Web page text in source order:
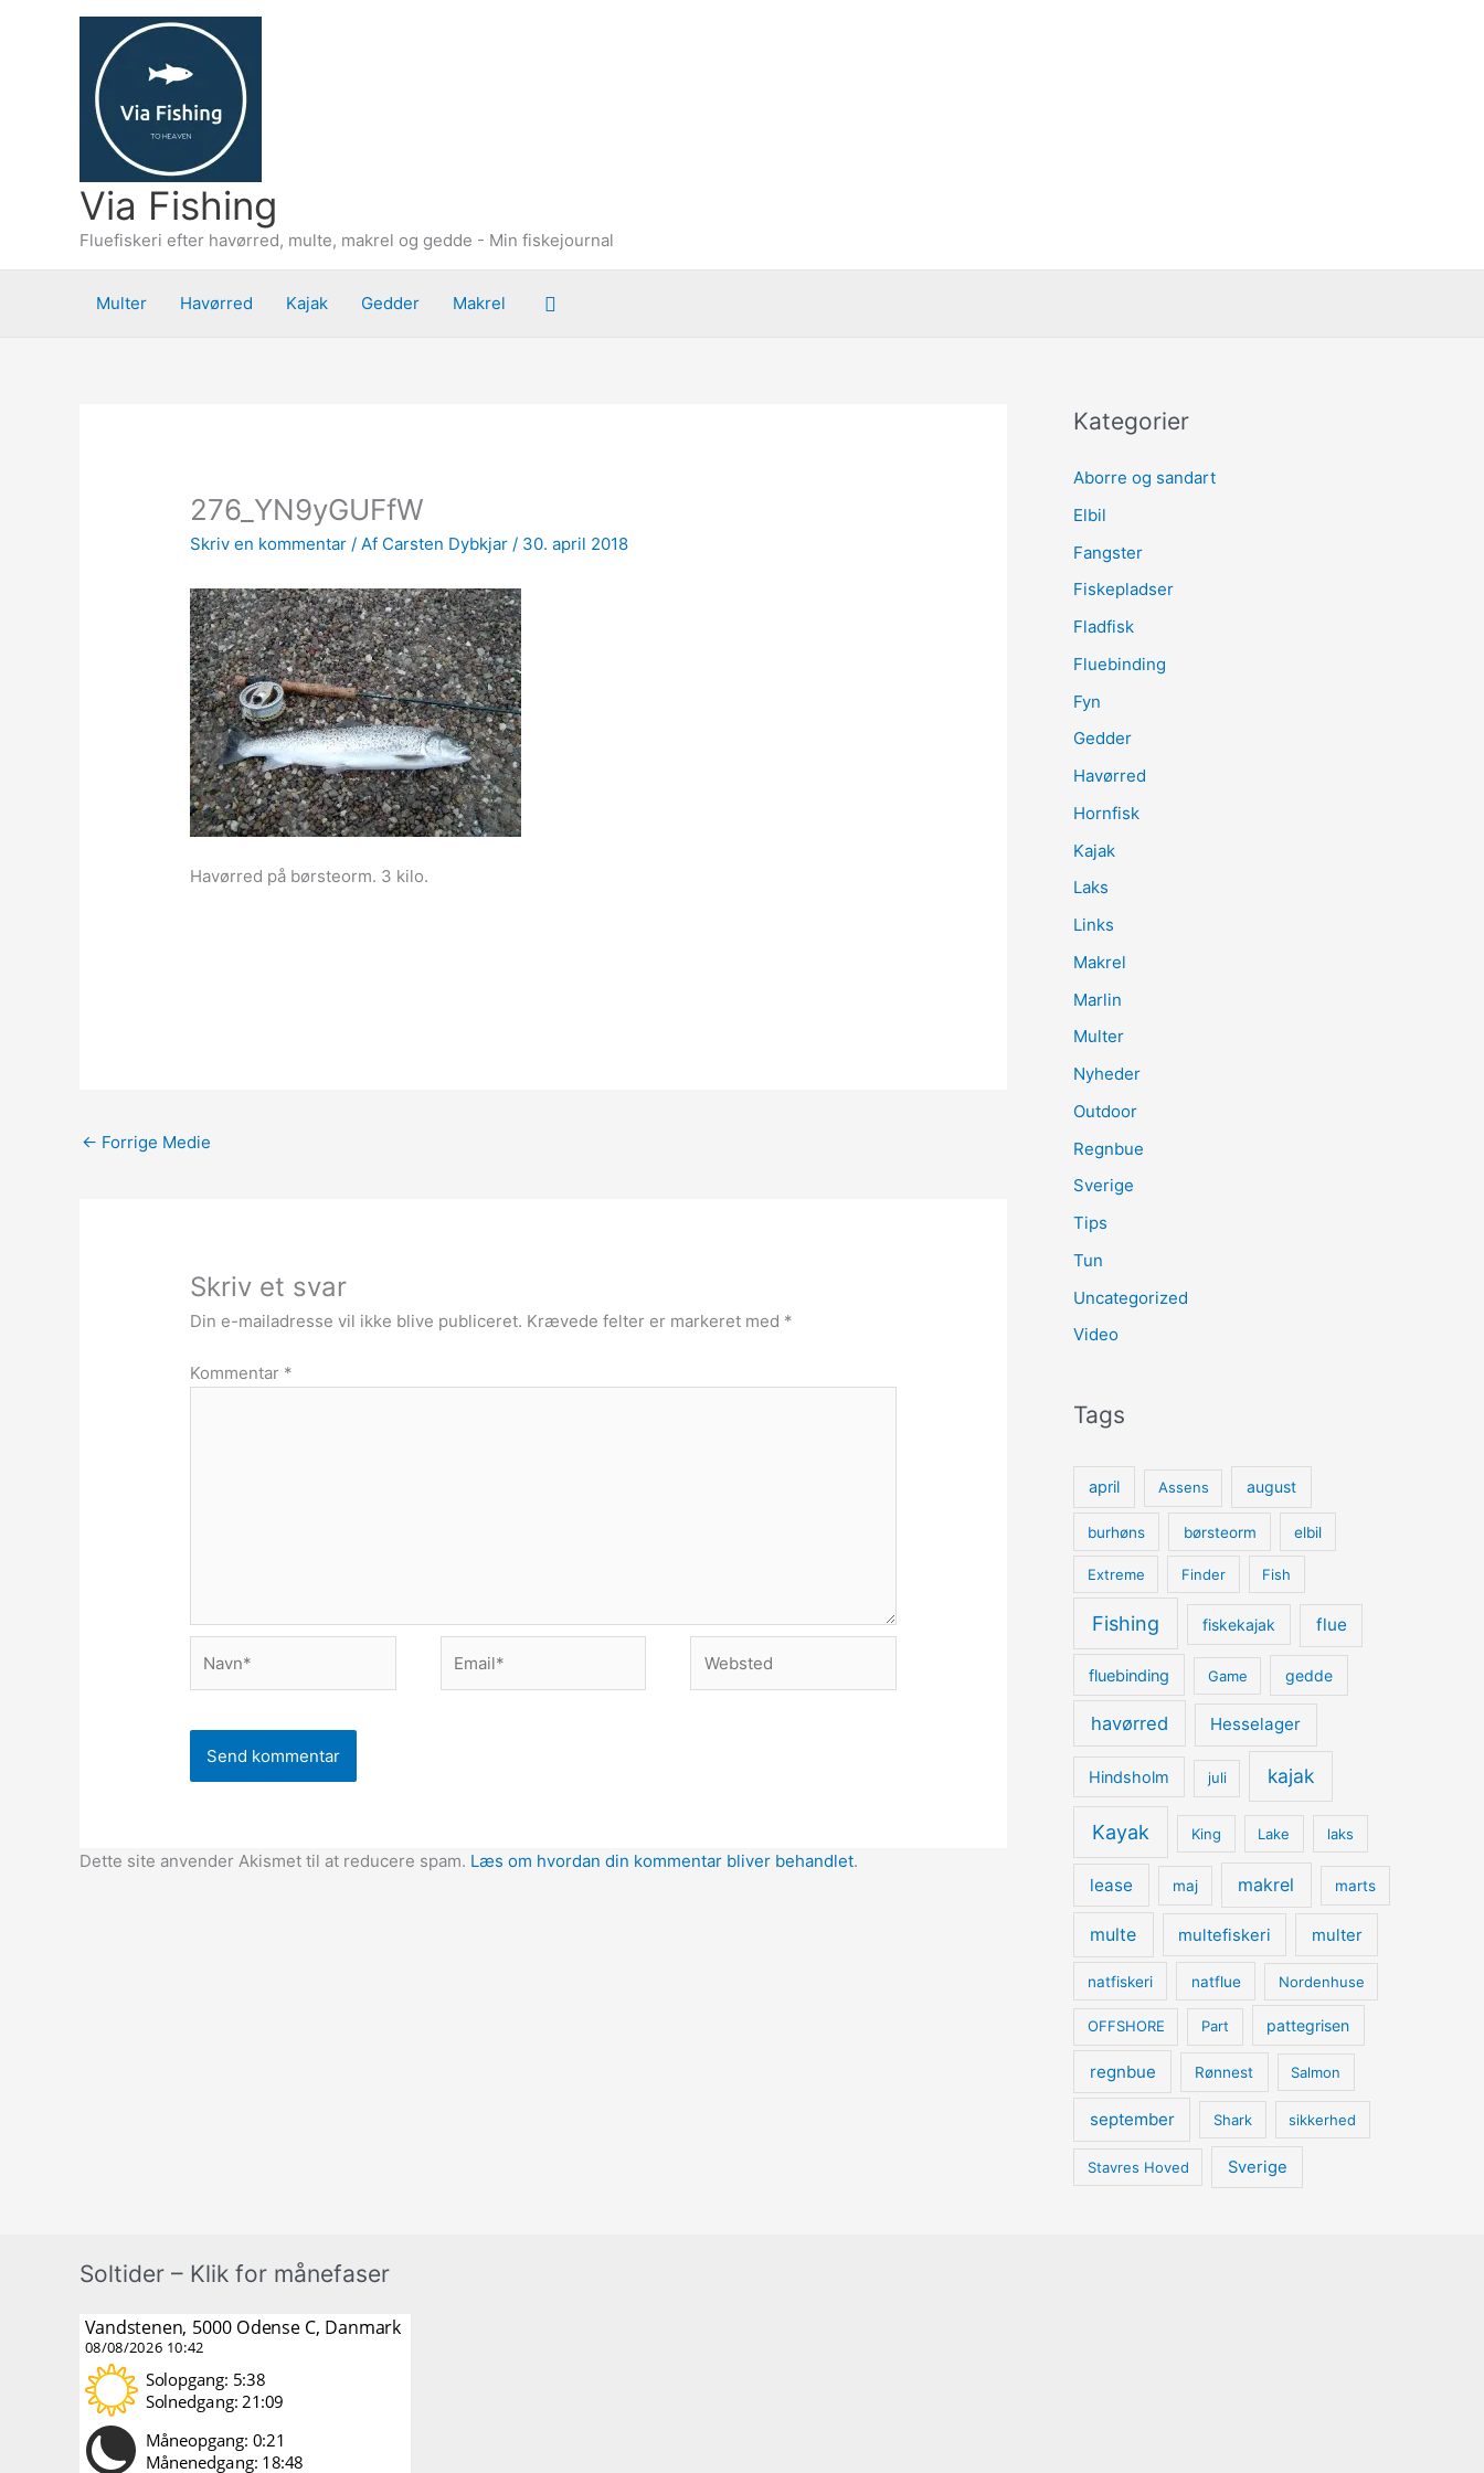
Via Fishing
Fluefiskeri efter havørred, multe, makrel og gedde - Min fiskejournal
Multer Havørred Kajak Gedder Makrel Søg
276_YN9yGUFfW
Skriv en kommentar / Af Carsten Dybkjar/ 30. april 2018
Havørred på børsteorm. 3 kilo.
← Forrige Medie
Skriv et svar
Din e-mailadresse vil ikke blive publiceret. Krævede felter er markeret med *
Kommentar *
Dette site anvender Akismet til at reducere spam. Læs om hvordan din kommentar bliver behandlet.
Kategorier
Aborre og sandart
Elbil
Fangster
Fiskepladser
Fladfisk
Fluebinding
Fyn
Gedder
Havørred
Hornfisk
Kajak
Laks
Links
Makrel
Marlin
Multer
Nyheder
Outdoor
Regnbue
Sverige
Tips
Tun
Uncategorized
Video
Tags
april Assens august
burhøns børsteorm elbil
Extreme Finder Fish
Fishing fiskekajak flue
fluebinding Game gedde
havørred Hesselager
Hindsholm juli kajak
Kayak King Lake laks
lease maj makrel marts
multe multefiskeri multer
natfiskeri natflue Nordenhuse
OFFSHORE Part pattegrisen
regnbue Rønnest Salmon
september Shark sikkerhed
Stavres Hoved Sverige
Soltider – Klik for månefaser